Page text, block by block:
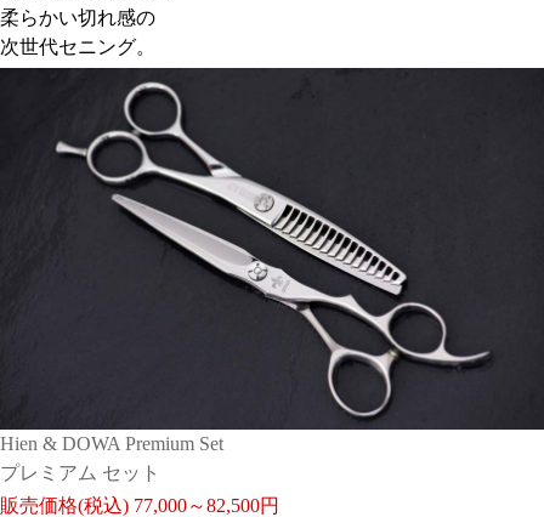
柔らかい切れ感の
次世代セニング。
Hien & DOWA Premium Set
プレミアム セット
販売価格(税込) 77,000～82,500円